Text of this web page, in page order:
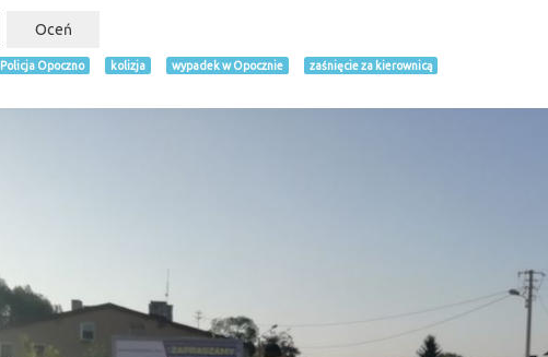
Policja Opoczno kolizja wypadek w Opocznie zaśnięcie za kierownicą